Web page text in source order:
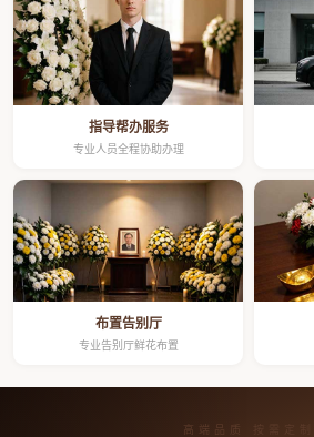
指导帮办服务
专业人员全程协助办理
布置告别厅
专业告别厅鲜花布置
高端品质 按需定制